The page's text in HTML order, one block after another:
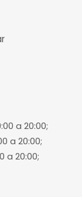
a 20:00;
a 20:00;
a 20:00;